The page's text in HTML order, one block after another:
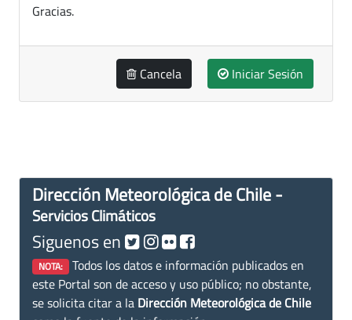
Gracias.
Cancela Iniciar Sesión
Dirección Meteorológica de Chile -
Servicios Climáticos
Siguenos en
NOTA: Todos los datos e información publicados en
este Portal son de acceso y uso público; no obstante,
se solicita citar a la Dirección Meteorológica de Chile